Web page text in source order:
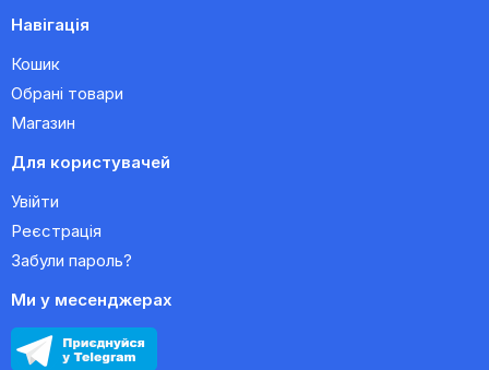
Навігація
Кошик
Обрані товари
Магазин
Для користувачей
Увійти
Реєстрація
Забули пароль?
Ми у месенджерах